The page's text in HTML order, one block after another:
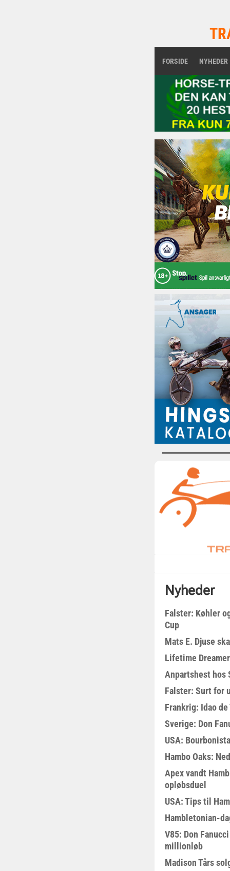
FORSIDE NYHEDER
Nyheder
Falster: Køhler
Cup
Mats E. Djuse
Lifetime
Anpartshest hos
Falster: Surt for
Frankrig: Idao
Sverige: Don
USA:
Hambo Oaks:
Apex vandt
opløbsduel
USA: Tips til
Hambletonian-
V85: Don
millionløb
Madison Tårs